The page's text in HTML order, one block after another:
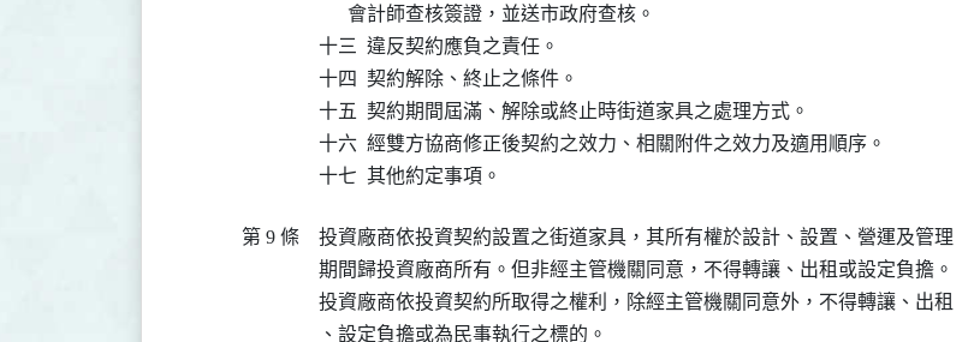
      會計師查核簽證，並送市政府查核。
十三  違反契約應負之責任。
十四  契約解除、終止之條件。
十五  契約期間屆滿、解除或終止時街道家具之處理方式。
十六  經雙方協商修正後契約之效力、相關附件之效力及適用順序。
十七  其他約定事項。
第 9 條
投資廠商依投資契約設置之街道家具，其所有權於設計、設置、營運及管理
期間歸投資廠商所有。但非經主管機關同意，不得轉讓、出租或設定負擔。
投資廠商依投資契約所取得之權利，除經主管機關同意外，不得轉讓、出租
、設定負擔或為民事執行之標的。